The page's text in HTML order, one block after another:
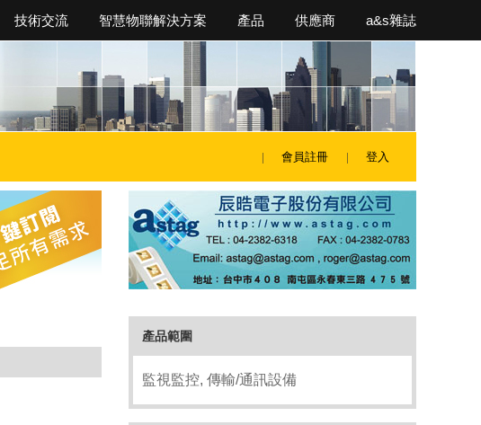
技術交流 智慧物聯解決方案 產品 供應商 a&s雜誌
會員註冊 登入
產品範圍
監視監控, 傳輸/通訊設備